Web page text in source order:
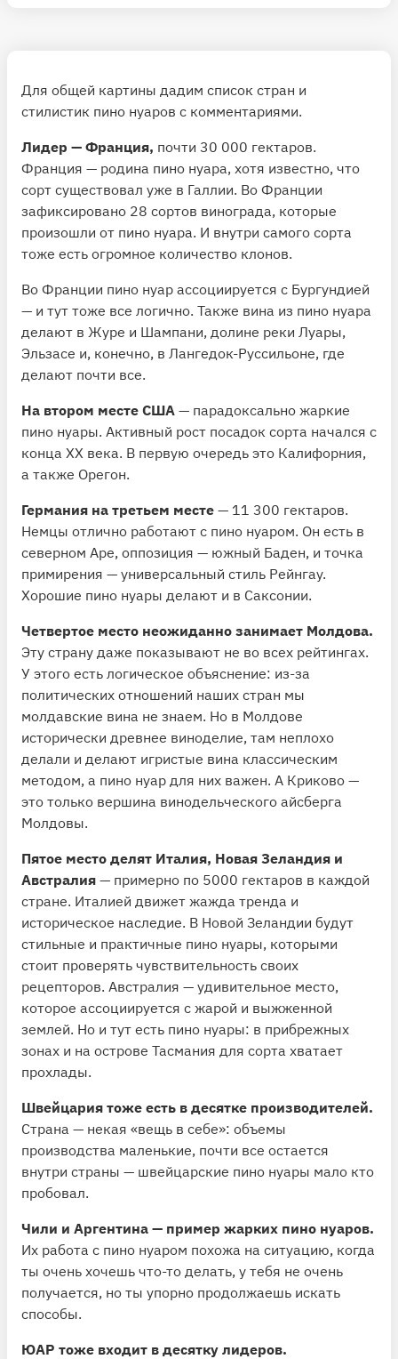
Для общей картины дадим список стран и
стилистик пино нуаров с комментариями.
Лидер — Франция, почти 30 000 гектаров.
Франция — родина пино нуара, хотя известно, что
сорт существовал уже в Галлии. Во Франции
зафиксировано 28 сортов винограда, которые
произошли от пино нуара. И внутри самого сорта
тоже есть огромное количество клонов.
Во Франции пино нуар ассоциируется с Бургундией
— и тут тоже все логично. Также вина из пино нуара
делают в Журе и Шампани, долине реки Луары,
Эльзасе и, конечно, в Лангедок-Руссильоне, где
делают почти все.
На втором месте США — парадоксально жаркие
пино нуары. Активный рост посадок сорта начался с
конца XX века. В первую очередь это Калифорния,
а также Орегон.
Германия на третьем месте — 11 300 гектаров.
Немцы отлично работают с пино нуаром. Он есть в
северном Аре, оппозиция — южный Баден, и точка
примирения — универсальный стиль Рейнгау.
Хорошие пино нуары делают и в Саксонии.
Четвертое место неожиданно занимает Молдова.
Эту страну даже показывают не во всех рейтингах.
У этого есть логическое объяснение: из-за
политических отношений наших стран мы
молдавские вина не знаем. Но в Молдове
исторически древнее виноделие, там неплохо
делали и делают игристые вина классическим
методом, а пино нуар для них важен. А Криково —
это только вершина винодельческого айсберга
Молдовы.
Пятое место делят Италия, Новая Зеландия и
Австралия — примерно по 5000 гектаров в каждой
стране. Италией движет жажда тренда и
историческое наследие. В Новой Зеландии будут
стильные и практичные пино нуары, которыми
стоит проверять чувствительность своих
рецепторов. Австралия — удивительное место,
которое ассоциируется с жарой и выжженной
землей. Но и тут есть пино нуары: в прибрежных
зонах и на острове Тасмания для сорта хватает
прохлады.
Швейцария тоже есть в десятке производителей.
Страна — некая «вещь в себе»: объемы
производства маленькие, почти все остается
внутри страны — швейцарские пино нуары мало кто
пробовал.
Чили и Аргентина — пример жарких пино нуаров.
Их работа с пино нуаром похожа на ситуацию, когда
ты очень хочешь что-то делать, у тебя не очень
получается, но ты упорно продолжаешь искать
способы.
ЮАР тоже входит в десятку лидеров.